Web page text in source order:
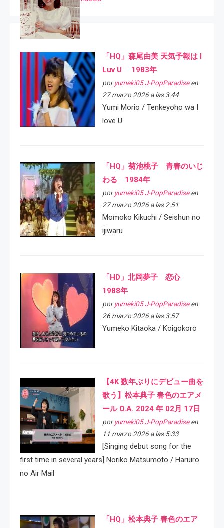
「HQ」森尾由美 天気予報は I
Luv U 1983年
por yumeki05 J-PopParadiseen
27 marzo 2026 a las 3:44
Yumi Morio / Tenkeyoho wa I
love U
「HQ」菊池桃子 青春のいじ
わる 1984年
por yumeki05 J-PopParadiseen
27 marzo 2026 a las 2:51
Momoko Kikuchi / Seishun no
ijiwaru
「HD」北岡夢子 恋心
1988年
por yumeki05 J-PopParadiseen
26 marzo 2026 a las 3:57
Yumeko Kitaoka / Koigokoro
【4K 数年ぶりにデビュー曲を
歌う】松本典子 春色のエアメ
ール O.A. 2024 年 02月 17日
por yumeki05 J-PopParadiseen
11 marzo 2026 a las 5:33
[Singing debut song for the
first time in several years] Noriko Matsumoto / Haruiro
no Air Mail
「HQ」松本典子 春色のエア